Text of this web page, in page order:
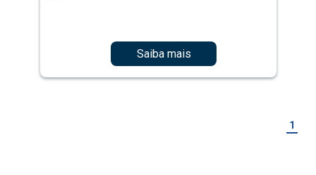
Saiba mais
1